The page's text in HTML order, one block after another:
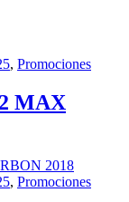
, Promociones
MAX
, Promociones